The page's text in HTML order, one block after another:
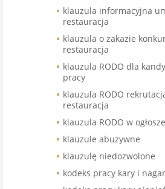
klauzula informacyjna
restauracja
klauzula o zakazie
restauracja
klauzula RODO dla
pracy
klauzula RODO
restauracja
klauzula RODO w
klauzule abuzywne
klauzulę niedozwolone
kodeks pracy kary i